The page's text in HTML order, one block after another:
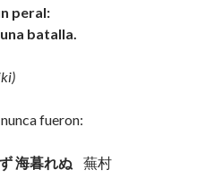
peral:
batalla.
fueron:
海暮れぬ 蕪村